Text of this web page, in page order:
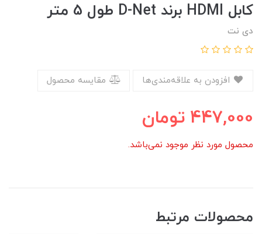
کابل HDMI برند D-Net طول 5 متر
دی نت
مقایسه محصول
447,000 تومان
محصول مورد نظر موجود نمی‌باشد.
محصولات مرتبط